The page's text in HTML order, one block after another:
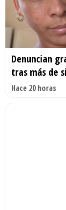
Denuncian
tras más de
Hace 20 horas